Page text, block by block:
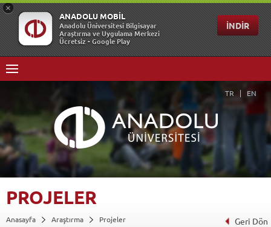
TR EN
PROJELER
Anasayfa Araştırma Projeler Geri Dön